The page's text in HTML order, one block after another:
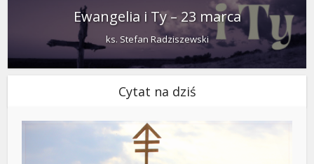
Ewangelia i Ty – 23 marca
ks. Stefan Radziszewski
Cytat na dziś